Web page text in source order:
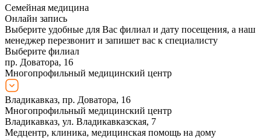
Семейная медицина
Онлайн запись
Выберите удобные для Вас филиал и дату посещения, а наш
менеджер перезвонит и запишет вас к специалисту
Выберите филиал
пр. Доватора, 16
Многопрофильный медицинский центр
Владикавказ, пр. Доватора, 16
Многопрофильный медицинский центр
Владикавказ, ул. Владикавказская, 7
Медцентр, клиника, медицинская помощь на дому